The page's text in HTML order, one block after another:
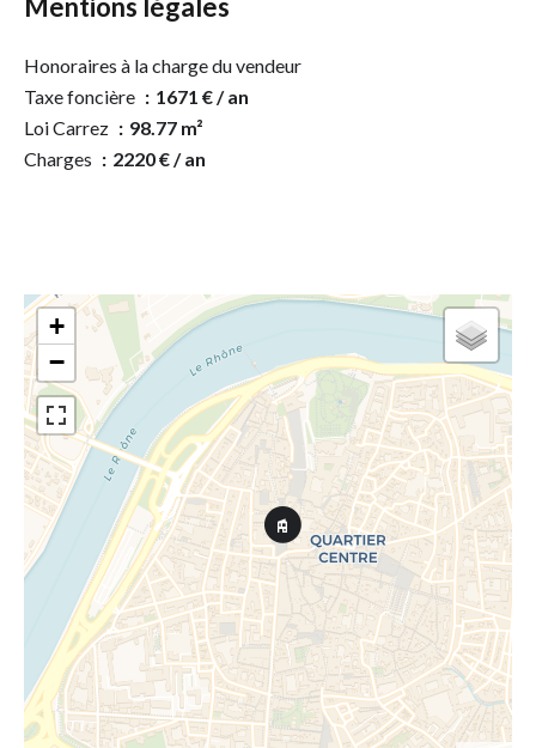
Mentions légales
Honoraires à la charge du vendeur
Taxe foncière
1671 € / an
Loi Carrez
98.77 m²
Charges
2220 € / an
+
−